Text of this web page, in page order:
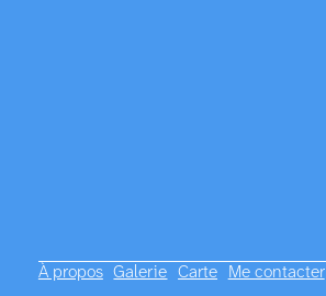
À propos Galerie Carte Me contacter